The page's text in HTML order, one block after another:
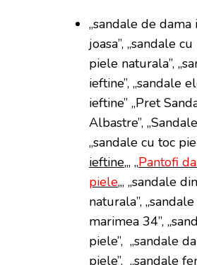
„sandale de
joasa”, „sandale
piele naturala”,
ieftine”, „sandale
ieftine” „Pret
Albastre”,
„sandale cu toc
ieftine„, „Pantofi
piele„, „sandale
naturala”,
marimea 34”,
piele”, „sandale
piele”, „sandale